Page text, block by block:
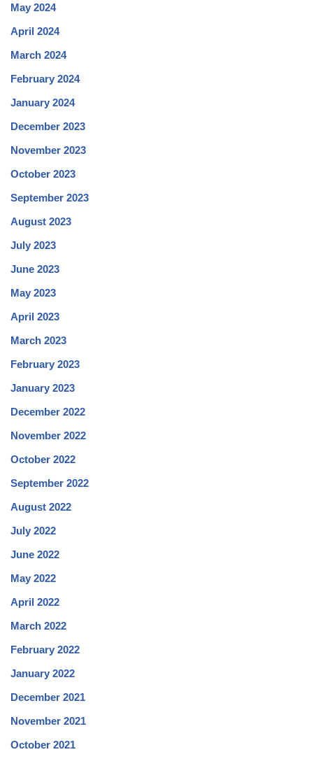
May 2024
April 2024
March 2024
February 2024
January 2024
December 2023
November 2023
October 2023
September 2023
August 2023
July 2023
June 2023
May 2023
April 2023
March 2023
February 2023
January 2023
December 2022
November 2022
October 2022
September 2022
August 2022
July 2022
June 2022
May 2022
April 2022
March 2022
February 2022
January 2022
December 2021
November 2021
October 2021